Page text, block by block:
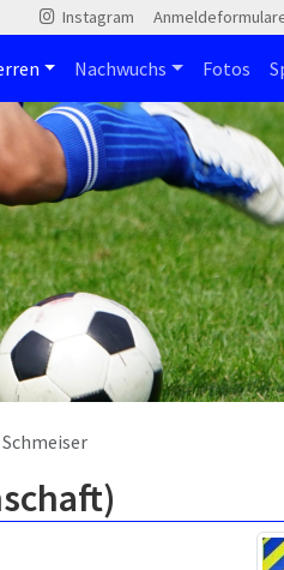
Instagram
Nachwuchs Fotos